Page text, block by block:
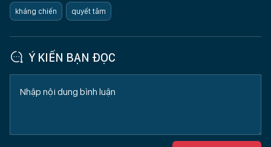
kháng chiến quyết tâm
Ý KIẾN BẠN ĐỌC